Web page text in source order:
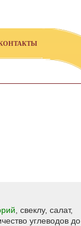
, свеклу, салат,
углеводов до